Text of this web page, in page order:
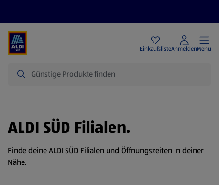
EinkaufslisteAnmeldenMenu
ALDI SÜD Filialen.
Finde deine ALDI SÜD Filialen und Öffnungszeiten in deiner
Nähe.